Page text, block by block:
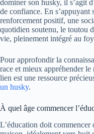
dominer son husky, il s’agit
de confiance. En s’appuyant
renforcement positif, une
quotidien soutenu, le toutou
vie, pleinement intégré au
Pour approfondir la
race et mieux appréhender
lien est une ressource
un husky.
À quel âge commencer
L’éducation doit commencer